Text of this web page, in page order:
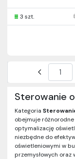
3 szt.
Sterowanie
Kategoria
obejmuje
optymalizację
niezbędne do
oświetleniowymi w
przemysłowych